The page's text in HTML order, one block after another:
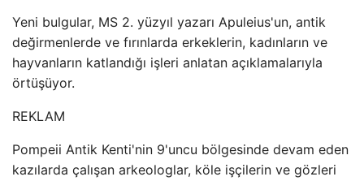
Yeni bulgular, MS 2. yüzyıl yazarı Apuleius'un, antik
değirmenlerde ve fırınlarda erkeklerin, kadınların ve
hayvanların katlandığı işleri anlatan açıklamalarıyla
örtüşüyor.
REKLAM
Pompeii Antik Kenti'nin 9'uncu bölgesinde devam eden
kazılarda çalışan arkeologlar, köle işçilerin ve gözleri